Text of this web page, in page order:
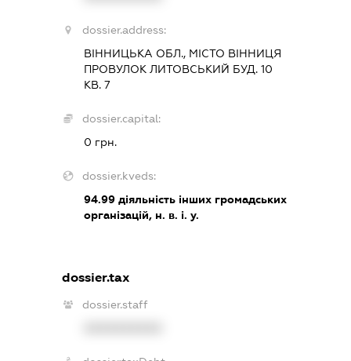
dossier.address:
ВІННИЦЬКА ОБЛ., МІСТО ВІННИЦЯ
ПРОВУЛОК ЛИТОВСЬКИЙ БУД. 10
КВ. 7
dossier.capital:
0 грн.
dossier.kveds:
94.99 діяльність інших громадських
організацій, н. в. і. у.
dossier.tax
dossier.staff